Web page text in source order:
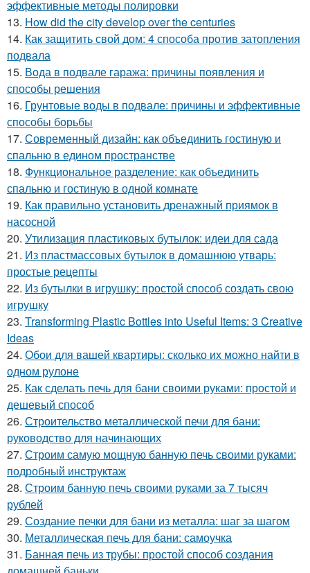
эффективные методы полировки
13. How did the city develop over the centuries
14. Как защитить свой дом: 4 способа против затопления
подвала
15. Вода в подвале гаража: причины появления и
способы решения
16. Грунтовые воды в подвале: причины и эффективные
способы борьбы
17. Современный дизайн: как объединить гостиную и
спальню в едином пространстве
18. Функциональное разделение: как объединить
спальню и гостиную в одной комнате
19. Как правильно установить дренажный приямок в
насосной
20. Утилизация пластиковых бутылок: идеи для сада
21. Из пластмассовых бутылок в домашнюю утварь:
простые рецепты
22. Из бутылки в игрушку: простой способ создать свою
игрушку
23. Transforming Plastic Bottles into Useful Items: 3 Creative
Ideas
24. Обои для вашей квартиры: сколько их можно найти в
одном рулоне
25. Как сделать печь для бани своими руками: простой и
дешевый способ
26. Строительство металлической печи для бани:
руководство для начинающих
27. Строим самую мощную банную печь своими руками:
подробный инструктаж
28. Строим банную печь своими руками за 7 тысяч
рублей
29. Создание печки для бани из металла: шаг за шагом
30. Металлическая печь для бани: самоучка
31. Банная печь из трубы: простой способ создания